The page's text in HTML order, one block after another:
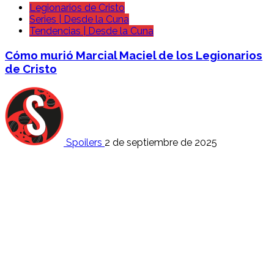
Legionarios de Cristo
Series | Desde la Cuna
Tendencias | Desde la Cuna
Cómo murió Marcial Maciel de los Legionarios
de Cristo
Spoilers 2 de septiembre de 2025